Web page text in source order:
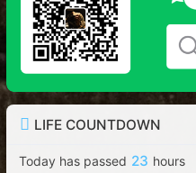
LIFE COUNTDOWN
Today has passed 23 hours